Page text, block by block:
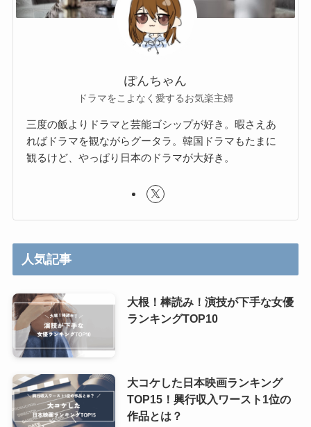
ぽんちゃん
ドラマをこよなく愛するお気楽主婦
三度の飯よりドラマと芸能ゴシップが好き。暇さえあ
ればドラマを観ながらグータラ。韓国ドラマもたまに
観るけど、やっぱり日本のドラマが大好き。
人気記事
大根！棒読み！演技が下手な女優
ランキングTOP10
大コケした日本映画ランキング
TOP15！興行収入ワースト1位の
作品とは？